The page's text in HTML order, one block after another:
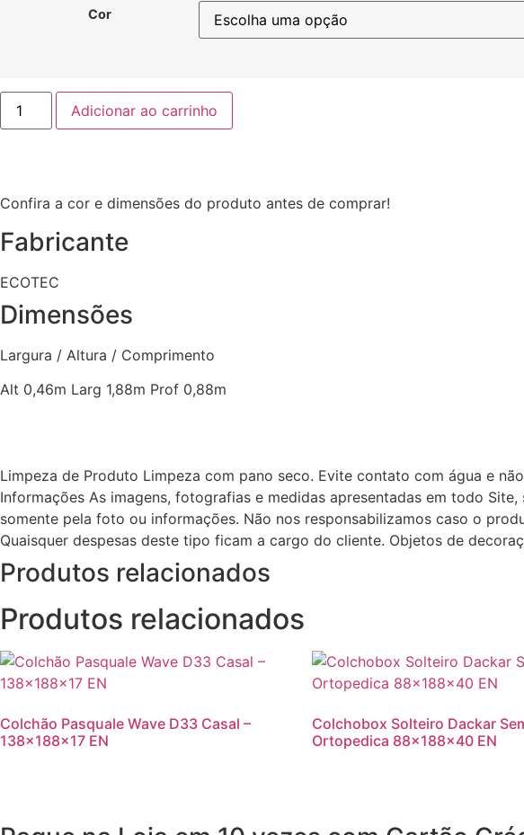
Cor
Unibox
Solteiro
Acucena
Adicionar ao carrinho
Confira a cor e dimensões do produto antes de comprar!
Fabricante
ECOTEC
Dimensões
Largura / Altura / Comprimento
Alt 0,46m Larg 1,88m Prof 0,88m
Limpeza de Produto Limpeza com pano seco. Evite contato com água e
Informações As imagens, fotografias e medidas apresentadas em todo
somente pela foto ou informações. Não nos responsabilizamos caso o
Quaisquer despesas deste tipo ficam a cargo do cliente. Objetos de
Produtos relacionados
Produtos relacionados
Colchão Pasquale Wave D33 Casal –
138x188x17 EN
Colchobox Solteiro Dackar
Ortopedica 88x188x40 EN